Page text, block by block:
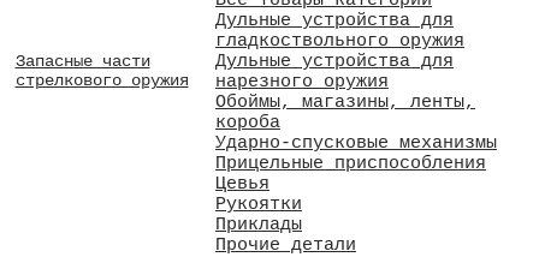
Запасные части
стрелкового оружия
Дульные устройства для
гладкоствольного оружия
Дульные устройства для
нарезного оружия
Обоймы, магазины, ленты,
короба
Ударно-спусковые механизмы
Прицельные приспособления
Цевья
Рукоятки
Приклады
Прочие детали